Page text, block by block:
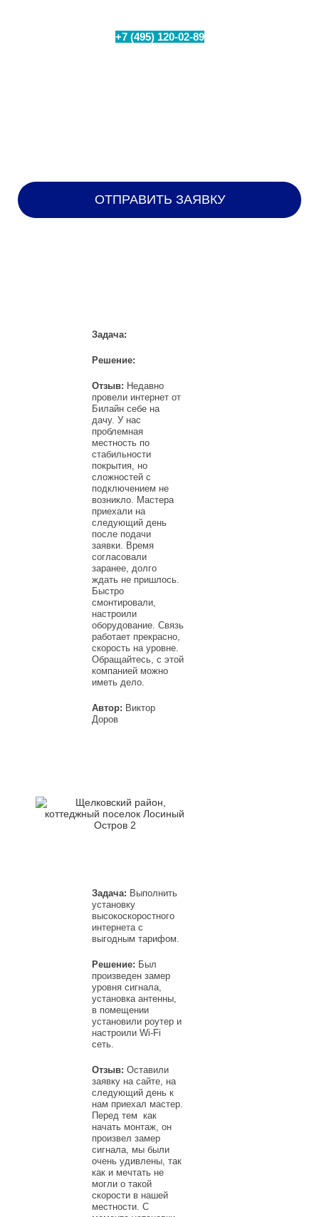
+7 (495) 120-02-89
Задача:
Решение:
Отзыв: Недавно
провели интернет от
Билайн себе на
дачу. У нас
проблемная
местность по
стабильности
покрытия, но
сложностей с
подключением не
возникло. Мастера
приехали на
следующий день
после подачи
заявки. Время
согласовали
заранее, долго
ждать не пришлось.
Быстро
смонтировали,
настроили
оборудование. Связь
работает прекрасно,
скорость на уровне.
Обращайтесь, с этой
компанией можно
иметь дело.
Автор: Виктор
Доров
Задача: Выполнить
установку
высокоскоростного
интернета с
выгодным тарифом.
Решение: Был
произведен замер
уровня сигнала,
установка антенны,
в помещении
установили роутер и
настроили Wi-Fi
сеть.
Отзыв: Оставили
заявку на сайте, на
следующий день к
нам приехал мастер.
Перед тем как
начать монтаж, он
произвел замер
сигнала, мы были
очень удивлены, так
как и мечтать не
могли о такой
скорости в нашей
местности. С